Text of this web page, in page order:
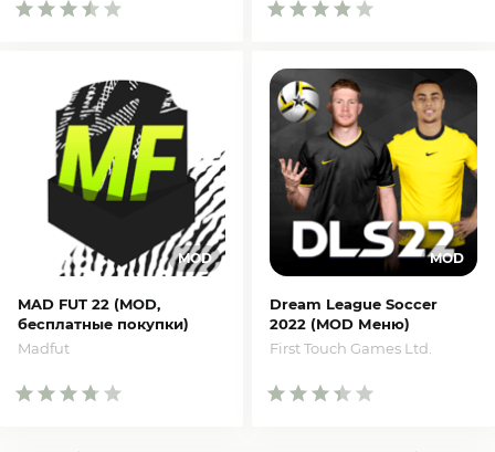
MAD FUT 22 (MOD,
бесплатные покупки)
Madfut
Dream League Soccer
2022 (MOD Меню)
First Touch Games Ltd.